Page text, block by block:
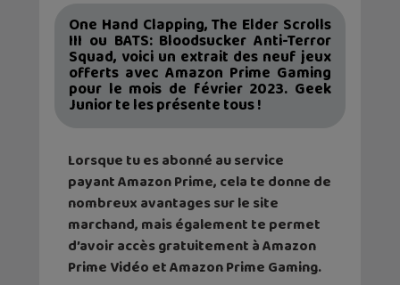
One Hand Clapping, The Elder Scrolls
III ou BATS: Bloodsucker Anti-Terror
Squad, voici un extrait des neuf jeux
offerts avec Amazon Prime Gaming
pour le mois de février 2023. Geek
Junior te les présente tous !
Lorsque tu es abonné au service
payant Amazon Prime, cela te donne de
nombreux avantages sur le site
marchand, mais également te permet
d’avoir accès gratuitement à Amazon
Prime Vidéo et Amazon Prime Gaming.